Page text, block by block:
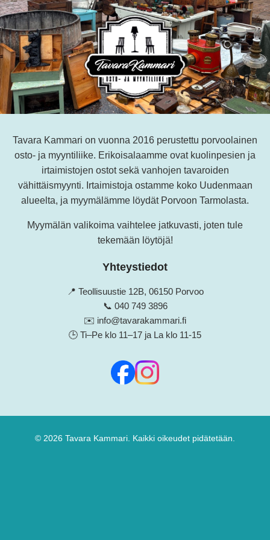
Tavara Kammari on vuonna 2016 perustettu porvoolainen
osto- ja myyntiliike. Erikoisalaamme ovat kuolinpesien ja
irtaimistojen ostot sekä vanhojen tavaroiden
vähittäismyynti. Irtaimistoja ostamme koko Uudenmaan
alueelta, ja myymälämme löydät Porvoon Tarmolasta.
Myymälän valikoima vaihtelee jatkuvasti, joten tule
tekemään löytöjä!
Yhteystiedot
📍 Teollisuustie 12B, 06150 Porvoo
📞 040 749 3896
✉️ info@tavarakammari.fi
🕒 Ti–Pe klo 11–17 ja La klo 11-15
© 2026 Tavara Kammari. Kaikki oikeudet pidätetään.